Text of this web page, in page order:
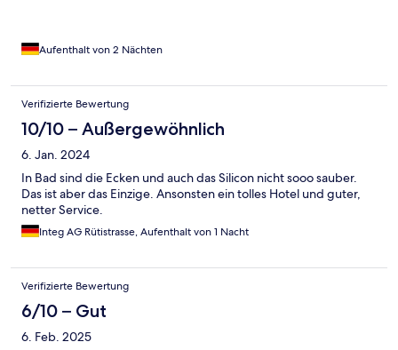
somit den ökologischen Gedanken des Hotels gut unterstützen
Aufenthalt von 2 Nächten
Verifizierte Bewertung
10/10 – Außergewöhnlich
6. Jan. 2024
In Bad sind die Ecken und auch das Silicon nicht sooo sauber.
Das ist aber das Einzige. Ansonsten ein tolles Hotel und guter,
netter Service.
Integ AG Rütistrasse, Aufenthalt von 1 Nacht
Verifizierte Bewertung
6/10 – Gut
6. Feb. 2025